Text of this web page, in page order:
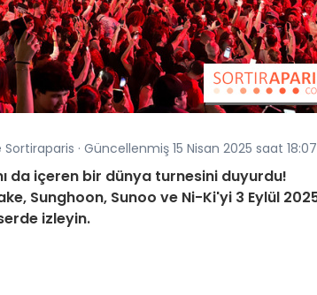
· Güncellenmiş 15 Nisan 2025 saat 18:07
da içeren bir dünya turnesini duyurdu!
Sunghoon, Sunoo ve Ni-Ki'yi 3 Eylül
izleyin.